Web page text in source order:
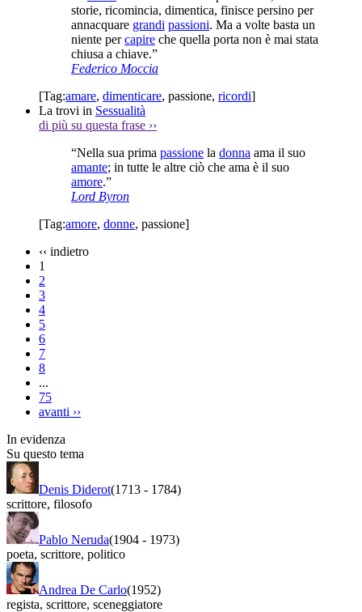
storie, ricomincia, dimentica, finisce persino per
annacquare grandi passioni. Ma a volte basta un
niente percapire che quella porta non è mai stata
chiusa a chiave.”
Federico Moccia
[Tag:amare, dimenticare, passione, ricordi]
La trovi in Sessualità
di più su questa frase ››
“Nella sua prima passione la donna ama il suo
amante; in tutte le altre ciò che ama è il suo
amore.”
Lord Byron
[Tag:amore, donne, passione]
‹‹ indietro
1
2
3
4
5
6
7
8
...
75
avanti ››
In evidenza
Su questo tema
Denis Diderot(1713 - 1784)
scrittore, filosofo
Pablo Neruda(1904 - 1973)
poeta, scrittore, politico
Andrea De Carlo(1952)
regista, scrittore, sceneggiatore